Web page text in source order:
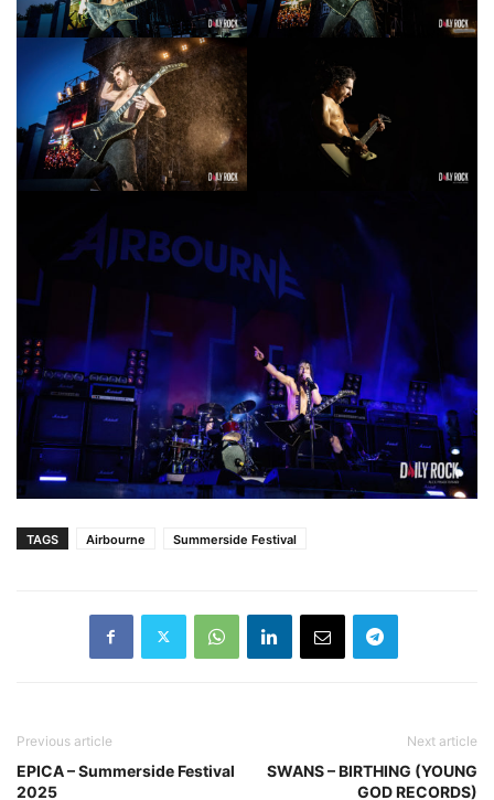
TAGS Airbourne Summerside Festival
Previous article
EPICA – Summerside Festival
2025
Next article
SWANS – BIRTHING (YOUNG
GOD RECORDS)